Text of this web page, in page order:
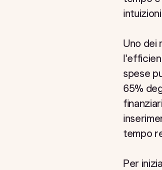
Uno dei
spese
65%
tempo
Per